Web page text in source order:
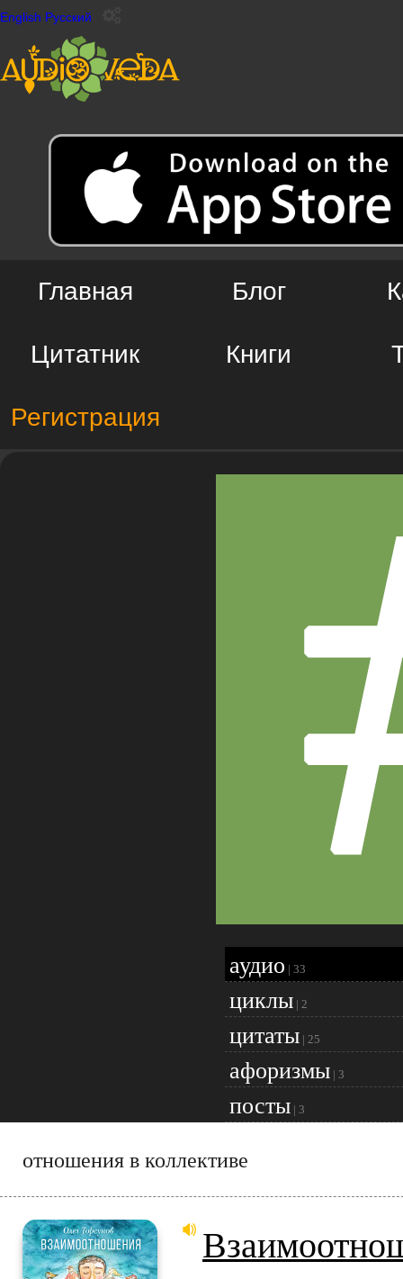
English Русский
Главная Блог
Цитатник Книги
Регистрация
аудио | 33
циклы | 2
цитаты | 25
афоризмы | 3
посты | 3
отношения в коллективе